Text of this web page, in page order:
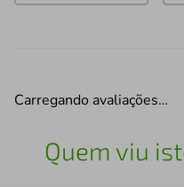
Carregando avaliações…
Quem viu